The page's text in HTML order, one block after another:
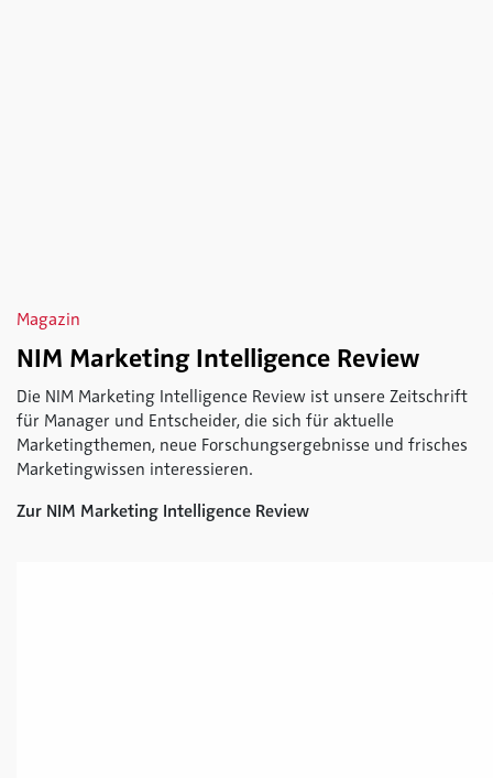
Magazin
NIM Marketing Intelligence Review
Die NIM Marketing Intelligence Review ist unsere Zeitschrift
für Manager und Entscheider, die sich für aktuelle
Marketingthemen, neue Forschungsergebnisse und frisches
Marketingwissen interessieren.
Zur NIM Marketing Intelligence Review